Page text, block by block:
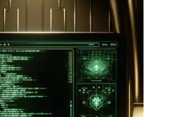
votre site ou
web
de marque pourrait
attaque et d'une